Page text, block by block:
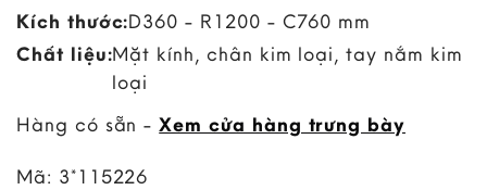
Kích thước:D360 - R1200 - C760 mm
Chất liệu:Mặt kính, chân kim loại, tay nắm kim
loại
Hàng có sẵn -Xem cửa hàng trưng bày
Mã: 3*115226